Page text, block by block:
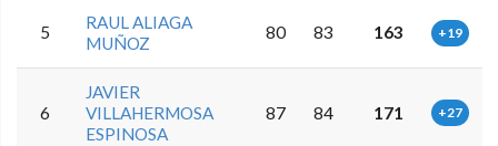
5
RAUL ALIAGA
MUÑOZ
80 83 163 +19
6
JAVIER
VILLAHERMOSA
ESPINOSA
87 84 171 +27